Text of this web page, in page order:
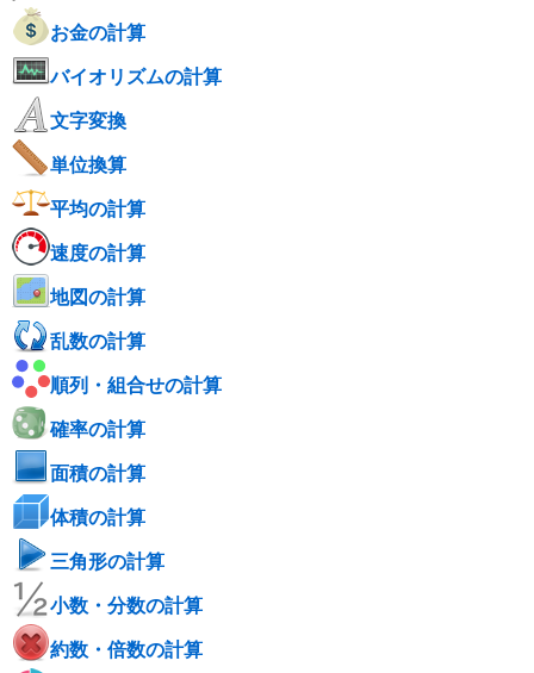
お金の計算
バイオリズムの計算
文字変換
単位換算
平均の計算
速度の計算
地図の計算
乱数の計算
順列・組合せの計算
確率の計算
面積の計算
体積の計算
三角形の計算
小数・分数の計算
約数・倍数の計算